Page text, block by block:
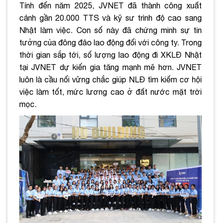
Tính đến năm 2025, JVNET đã thành công xuất
cảnh gần 20.000 TTS và kỹ sư trình độ cao sang
Nhật làm việc. Con số này đã chứng minh sự tin
tưởng của đông đảo lao động đối với công ty. Trong
thời gian sắp tới, số lượng lao động đi XKLĐ Nhật
tại JVNET dự kiến gia tăng mạnh mẽ hơn. JVNET
luôn là cầu nối vững chắc giúp NLĐ tìm kiếm cơ hội
việc làm tốt, mức lương cao ở đất nước mặt trời
mọc.